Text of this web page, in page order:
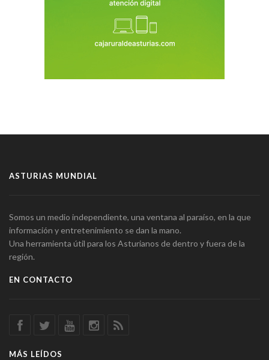
ASTURIAS MUNDIAL
Somos un medio independiente, una ventana al paraíso, en la que
información y entretenimiento se dan la mano.
Una herramienta útil para los Asturianos de dentro y fuera de la
región.
EN CONTACTO
MÁS LEÍDOS